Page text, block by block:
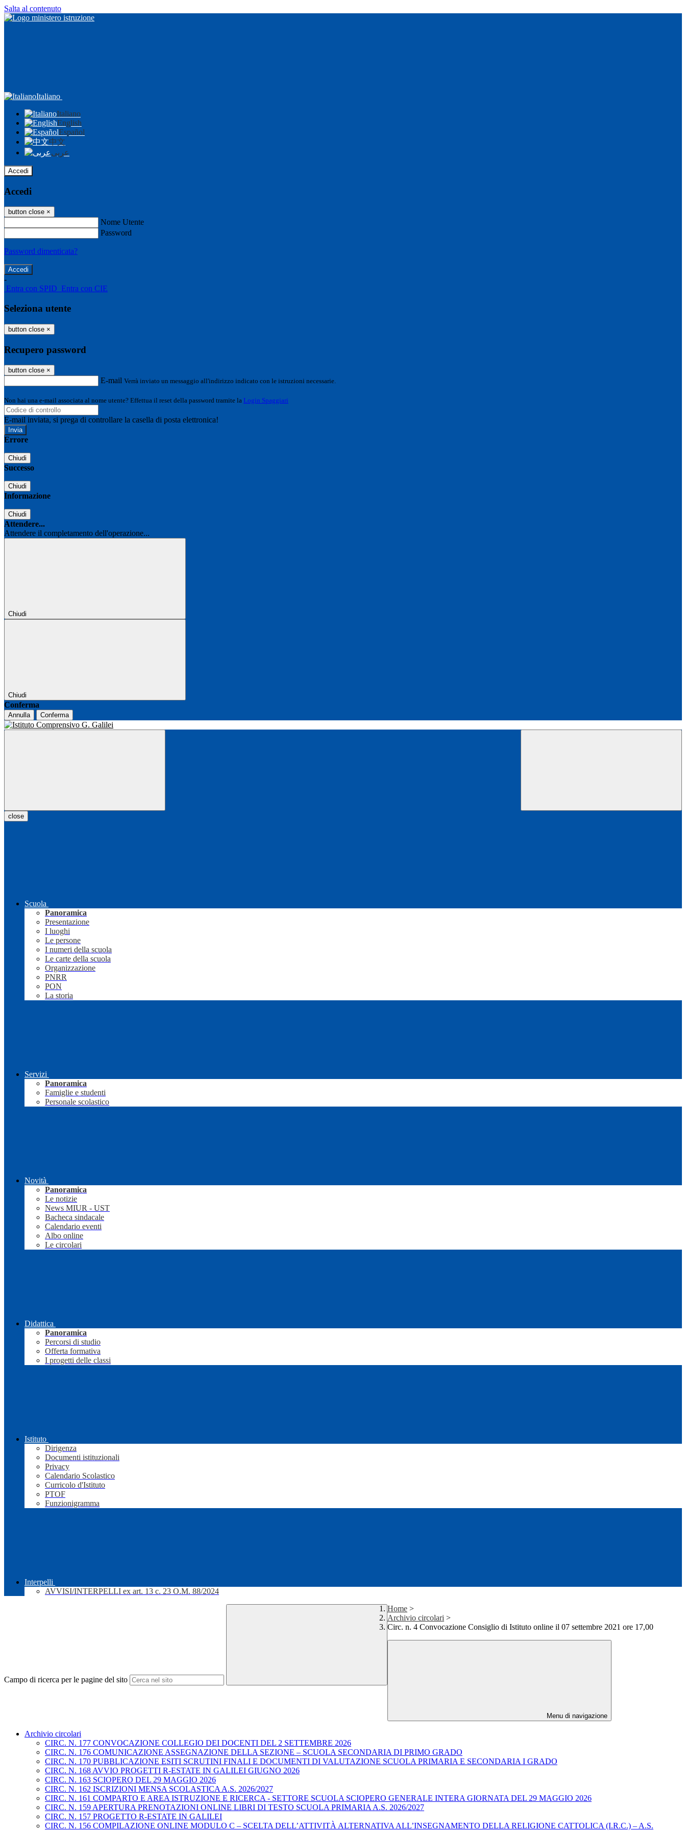
Salta al contenuto
Italiano
Italiano
English
Español
中文
عربى
Accedi
Accedi
button close ×
Nome Utente
Password
Password dimenticata?
-
Entra con SPID Entra con CIE
Seleziona utente
button close ×
Recupero password
button close ×
E-mail Verrà inviato un messaggio all'indirizzo indicato con le istruzioni necessarie.
Non hai una e-mail associata al nome utente? Effettua il reset della password tramite la Login Spaggiari
E-mail inviata, si prega di controllare la casella di posta elettronica!
Errore
Chiudi
Successo
Chiudi
Informazione
Chiudi
Attendere...
Attendere il completamento dell'operazione...
Chiudi
Chiudi
Conferma
Annulla Conferma
close
Scuola
Panoramica
Presentazione
I luoghi
Le persone
I numeri della scuola
Le carte della scuola
Organizzazione
PNRR
PON
La storia
Servizi
Panoramica
Famiglie e studenti
Personale scolastico
Novità
Panoramica
Le notizie
News MIUR - UST
Bacheca sindacale
Calendario eventi
Albo online
Le circolari
Didattica
Panoramica
Percorsi di studio
Offerta formativa
I progetti delle classi
Istituto
Dirigenza
Documenti istituzionali
Privacy
Calendario Scolastico
Curricolo d'Istituto
PTOF
Funzionigramma
Interpelli
AVVISI/INTERPELLI ex art. 13 c. 23 O.M. 88/2024
Campo di ricerca per le pagine del sito
Home >
Archivio circolari >
Circ. n. 4 Convocazione Consiglio di Istituto online il 07 settembre 2021 ore 17,00
Menu di navigazione
Archivio circolari
CIRC. N. 177 CONVOCAZIONE COLLEGIO DEI DOCENTI DEL 2 SETTEMBRE 2026
CIRC. N. 176 COMUNICAZIONE ASSEGNAZIONE DELLA SEZIONE – SCUOLA SECONDARIA DI PRIMO GRADO
CIRC. N. 170 PUBBLICAZIONE ESITI SCRUTINI FINALI E DOCUMENTI DI VALUTAZIONE SCUOLA PRIMARIA E SECONDARIA I GRADO
CIRC. N. 168 AVVIO PROGETTI R-ESTATE IN GALILEI GIUGNO 2026
CIRC. N. 163 SCIOPERO DEL 29 MAGGIO 2026
CIRC. N. 162 ISCRIZIONI MENSA SCOLASTICA A.S. 2026/2027
CIRC. N. 161 COMPARTO E AREA ISTRUZIONE E RICERCA - SETTORE SCUOLA SCIOPERO GENERALE INTERA GIORNATA DEL 29 MAGGIO 2026
CIRC. N. 159 APERTURA PRENOTAZIONI ONLINE LIBRI DI TESTO SCUOLA PRIMARIA A.S. 2026/2027
CIRC. N. 157 PROGETTO R-ESTATE IN GALILEI
CIRC. N. 156 COMPILAZIONE ONLINE MODULO C – SCELTA DELL’ATTIVITÀ ALTERNATIVA ALL’INSEGNAMENTO DELLA RELIGIONE CATTOLICA (I.R.C.) – A.S.